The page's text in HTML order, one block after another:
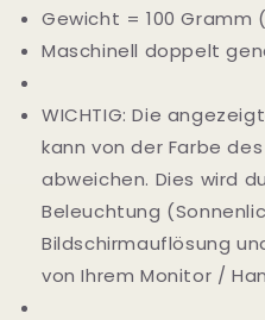
Gewicht = 100
Maschinell doppelt
WICHTIG: Die
kann von der Farbe
abweichen. Dies wird
Beleuchtung
Bildschirmauflösung
von Ihrem Monitor /